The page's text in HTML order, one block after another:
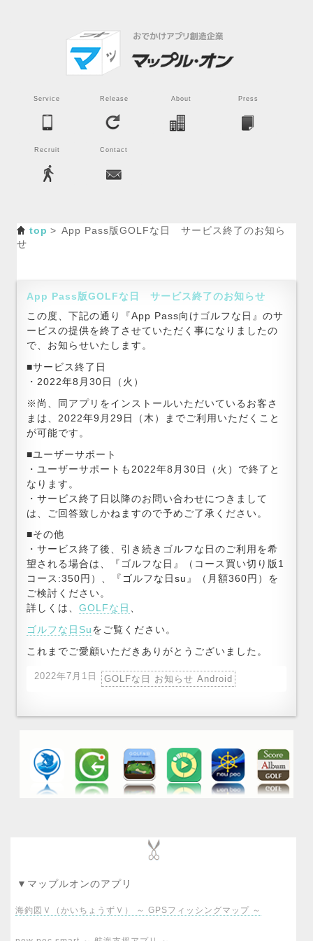
Service Release About Press
Recruit Contact
top
App Pass版GOLFな日 サービス終了のお知ら
せ
App Pass版GOLFな日 サービス終了のお知らせ
この度、下記の通り『App Pass向けゴルフな日』のサ
ービスの提供を終了させていただく事になりましたの
で、お知らせいたします。
■サービス終了日
・2022年8月30日（火）
※尚、同アプリをインストールいただいているお客さ
まは、2022年9月29⽇（木）までご利用いただくこと
が可能です。
■ユーザーサポート
・ユーザーサポートも2022年8月30日（火）で終了と
なります。
・サービス終了日以降のお問い合わせにつきまして
は、ご回答致しかねますので予めご了承ください。
■その他
・サービス終了後、引き続きゴルフな日のご利用を希
望される場合は、『ゴルフな日』（コース買い切り版1
コース:350円）、『ゴルフな日su』（月額360円）を
ご検討ください。
詳しくは、 GOLFな日 、
ゴルフな日Suをご覧ください。
これまでご愛顧いただきありがとうございました。
2022年7月1日 GOLFな日 お知らせ Android
▼マップルオンのアプリ
海釣図Ｖ（かいちょうずＶ） ～ GPSフィッシングマップ ～